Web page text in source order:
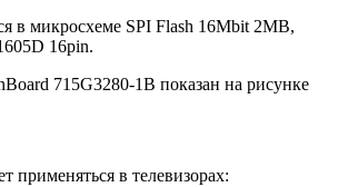
в микросхеме SPI Flash 16Mbit 2MB,
16pin.
715G3280-1B показан на рисунке
применяться в телевизорах: